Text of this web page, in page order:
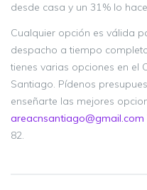
desde casa y un 31 % lo
Cualquier opción es válida
despacho a tiempo
tienes varias opciones en el
Santiago. Pídenos
enseñarte las mejores
areacnsantiago@gmail.com
82.